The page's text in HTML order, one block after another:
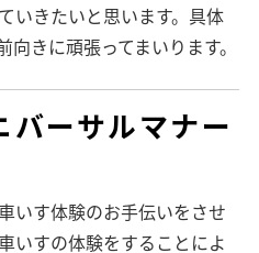
いきたいと思います。具体
きに頑張ってまいります。
ーサルマナー
いす体験のお手伝いをさせ
いすの体験をすることによ